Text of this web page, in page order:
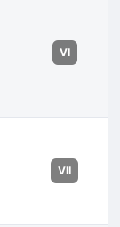
VI
VII